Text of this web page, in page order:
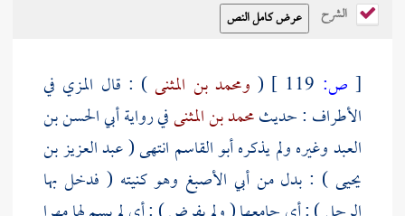
الشرح
[ ص: ( ومحمد بن المثنى ) : قال المزي في
الأطراف : حديثمحمد بن المثنىفي روايةأبي الحسن بن
العبدوغيره ولم يذكرهأبو القاسم انتهى (عبد العزيز بن
يحيى) : بدل منأبي الأصبغ وهو كنيته ( فدخل بها